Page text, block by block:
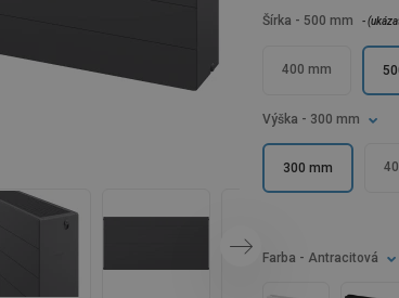
Šírka - 500 mm - (
400 mm
Výška - 300 mm
300 mm
Farba - Antracitová